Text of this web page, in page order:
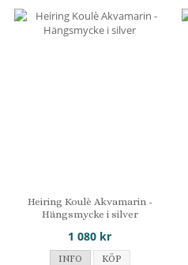
Heiring Koulè Akvamarin -
Hängsmycke i silver
1 080 kr
INFO KÖP